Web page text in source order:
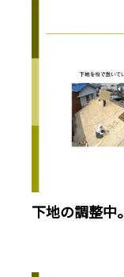
下地の調整中。